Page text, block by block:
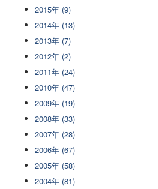
2015年 (9)
2014年 (13)
2013年 (7)
2012年 (2)
2011年 (24)
2010年 (47)
2009年 (19)
2008年 (33)
2007年 (28)
2006年 (67)
2005年 (58)
2004年 (81)